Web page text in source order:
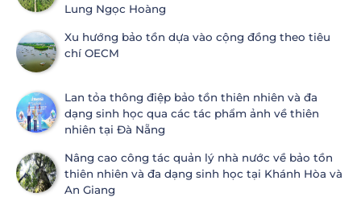
Lung Ngọc Hoàng
Xu hướng bảo tồn dựa vào cộng đồng theo tiêu
chí OECM
Lan tỏa thông điệp bảo tồn thiên nhiên và đa
dạng sinh học qua các tác phẩm ảnh về thiên
nhiên tại Đà Nẵng
Nâng cao công tác quản lý nhà nước về bảo tồn
thiên nhiên và đa dạng sinh học tại Khánh Hòa và
An Giang